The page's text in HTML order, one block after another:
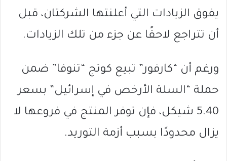
يفوق الزيادات التي أعلنتها الشركتان، قبل
أن تتراجع لاحقًا عن جزء من تلك الزيادات.
ورغم أن “كارفور” تبيع كوتج “تنوفا” ضمن
حملة “السلة الأرخص في إسرائيل” بسعر
5.40 شيكل، فإن توفر المنتج في فروعها لا
يزال محدودًا بسبب أزمة التوريد.